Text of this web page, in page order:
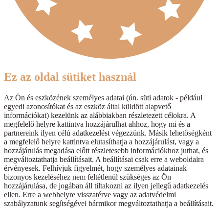
Ez az oldal sütiket használ
Az Ön és eszközének személyes adatai (ún. süti adatok - például
egyedi azonosítókat és az eszköz által küldött alapvető
információkat) kezelünk az alábbiakban részletezett célokra. A
megfelelő helyre kattintva hozzájárulhat ahhoz, hogy mi és a
partnereink ilyen célú adatkezelést végezzünk. Másik lehetőségként
a megfelelő helyre kattintva elutasíthatja a hozzájárulást, vagy a
hozzájárulás megadása előtt részletesebb információkhoz juthat, és
megváltoztathatja beállításait. A beállításai csak erre a weboldalra
érvényesek. Felhívjuk figyelmét, hogy személyes adatainak
bizonyos kezeléséhez nem feltétlenül szükséges az Ön
hozzájárulása, de jogában áll tiltakozni az ilyen jellegű adatkezelés
ellen. Erre a webhelyre visszatérve vagy az adatvédelmi
szabályzatunk segítségével bármikor megváltoztathatja a beállításait.